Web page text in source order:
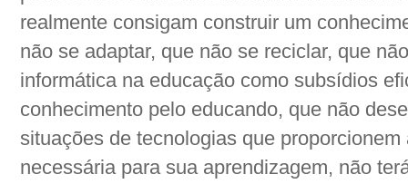
realmente consigam construir um
não se adaptar, que não se reciclar, que
informática na educação como subsídios
conhecimento pelo educando, que não
situações de tecnologias que
necessária para sua aprendizagem, não